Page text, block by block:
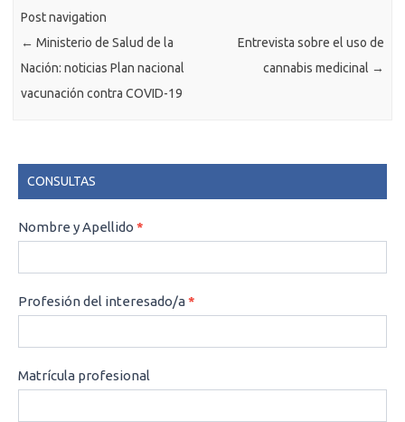
Post navigation
← Ministerio de Salud de la
Nación: noticias Plan nacional
vacunación contra COVID-19
Entrevista sobre el uso de
cannabis medicinal →
CONSULTAS
CONSULTAS
Nombre y Apellido *
Profesión del interesado/a*
Matrícula profesional